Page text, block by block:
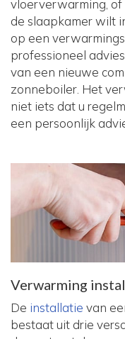
vloerverwarming, of
de slaapkamer wilt
op een
professioneel
van een nieuwe
zonneboiler. Het
niet iets dat u
een persoonlijk
Verwarming
De installatie van
bestaat uit drie